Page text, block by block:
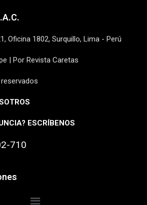
Oficina 1802, Surquillo, Lima - Perú
| Por Revista Caretas
ESCRÍBENOS
710